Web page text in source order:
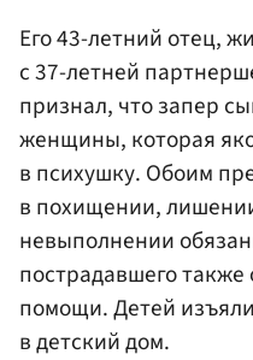
Его 43-летний отец,
с 37-летней
признал, что запер
женщины, которая
в психушку. Обоим
в похищении,
невыполнении
пострадавшего
помощи. Детей
в детский дом.